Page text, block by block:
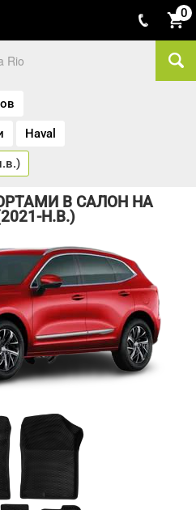
0
Haval
В САЛОН НА
Н.В.)